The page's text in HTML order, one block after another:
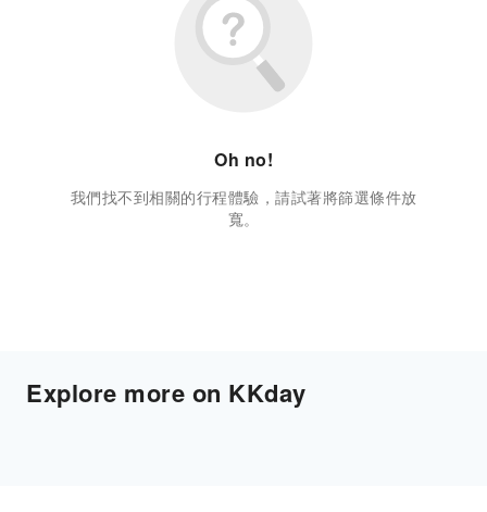
Oh no!
我們找不到相關的行程體驗，請試著將篩選條件放
寬。
Explore more on KKday